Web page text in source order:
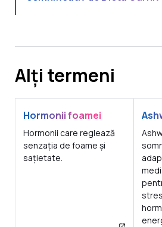
Alți termeni
Hormonii foamei
Hormonii care reglează
senzația de foame și
sațietate.